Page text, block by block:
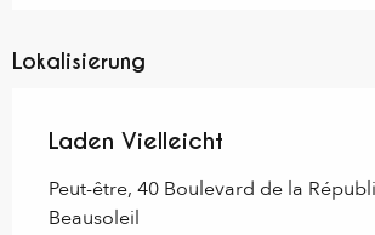
Lokalisierung
Laden Vielleicht
Peut-être, 40 Boulevard de la
Beausoleil